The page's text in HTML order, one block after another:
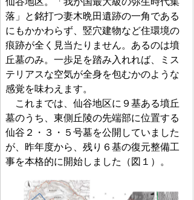
落」と銘打つ妻木晩田遺跡の一角である
にもかかわらず、竪穴建物など住環境の
痕跡が全く見当たりません。あるのは墳
丘墓のみ。一歩足を踏み入れれば、ミス
テリアスな空気が全身を包むかのような
感覚を味わえます。
これまでは、仙谷地区に９基ある墳丘
墓のうち、東側丘陵の先端部に位置する
仙谷２・３・５号墓を公開していました
が、昨年度から、残り６基の復元整備工
事を本格的に開始しました（図１）。